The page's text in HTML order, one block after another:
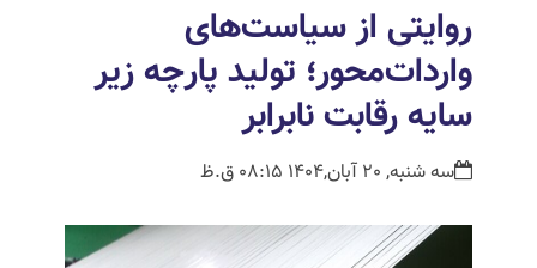
روایتی از سیاست‌های
واردات‌محور؛ تولید پارچه زیر
سایه رقابت نابرابر
سه شنبه, 20 آبان,1404 08:15 ق.ظ